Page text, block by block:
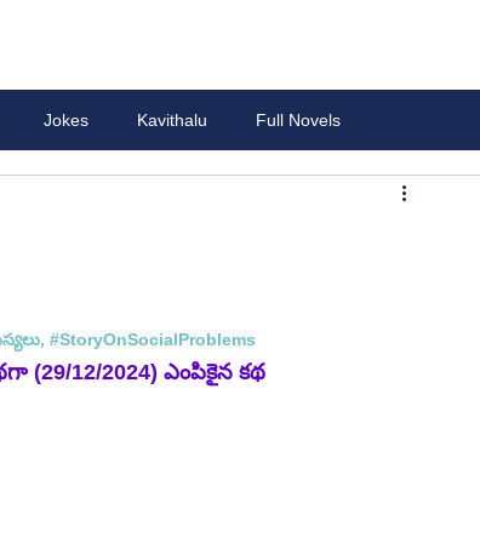
Jokes Kavithalu Full Novels
#StoryOnSocialProblems
12/2024) ఎంపికైన కథ